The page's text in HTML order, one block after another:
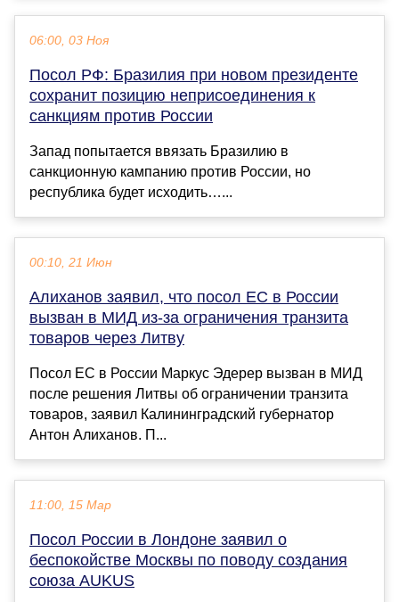
06:00, 03 Ноя
Посол РФ: Бразилия при новом президенте
сохранит позицию неприсоединения к
санкциям против России
Запад попытается ввязать Бразилию в
санкционную кампанию против России, но
республика будет исходить…...
00:10, 21 Июн
Алиханов заявил, что посол ЕС в России
вызван в МИД из-за ограничения транзита
товаров через Литву
Посол ЕС в России Маркус Эдерер вызван в МИД
после решения Литвы об ограничении транзита
товаров, заявил Калининградский губернатор
Антон Алиханов. П...
11:00, 15 Мар
Посол России в Лондоне заявил о
беспокойстве Москвы по поводу создания
союза AUKUS